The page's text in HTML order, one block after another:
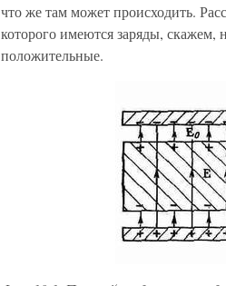
что же там может происходить.
которого имеются заряды,
положительные.